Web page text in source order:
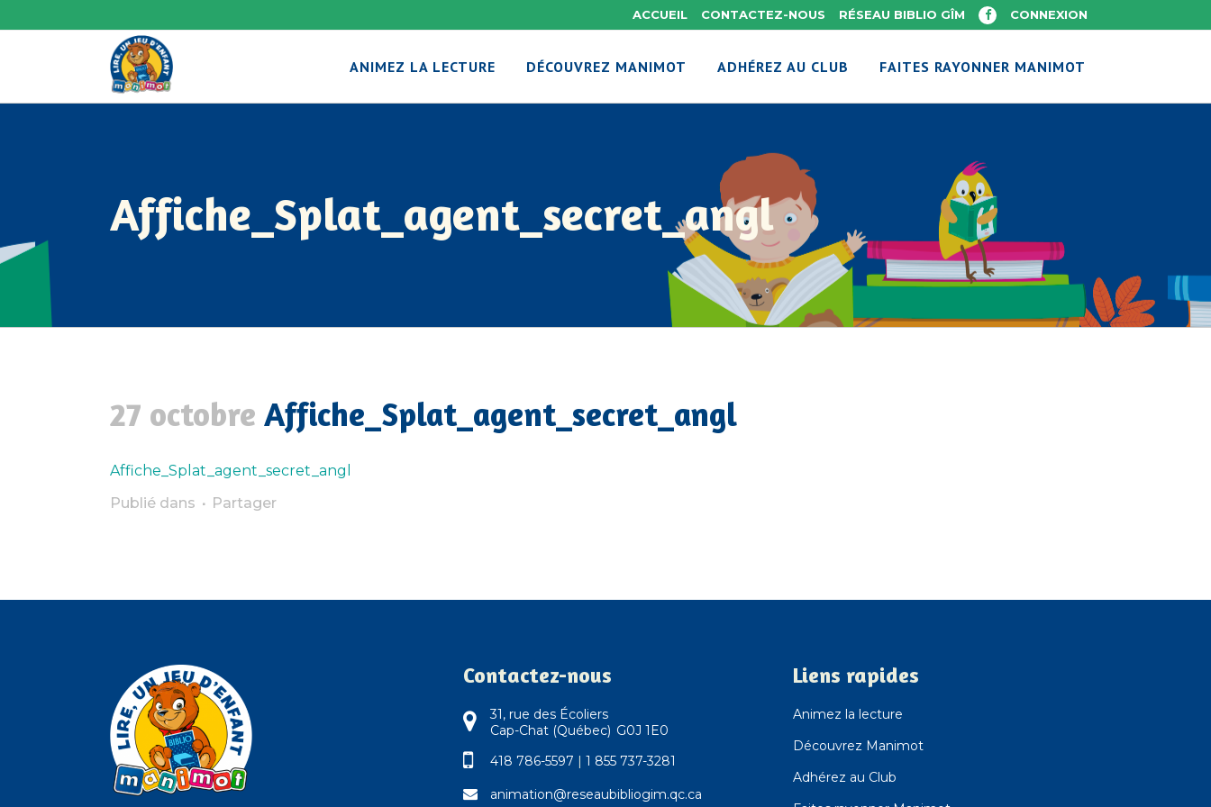
ACCUEIL CONTACTEZ-NOUS RÉSEAU BIBLIO GÎM CONNEXION
ANIMEZ LA LECTURE DÉCOUVREZ MANIMOT ADHÉREZ AU CLUB FAITES RAYONNER MANIMOT
Affiche_Splat_agent_secret_angl
27 octobre Affiche_Splat_agent_secret_angl
Affiche_Splat_agent_secret_angl
Publié dans
Partager
Contactez-nous
31, rue des Écoliers
Cap-Chat (Québec) G0J 1E0
418 786-5597 | 1 855 737-3281
animation@reseaubibliogim.qc.ca
Liens rapides
Animez la lecture
Découvrez Manimot
Adhérez au Club